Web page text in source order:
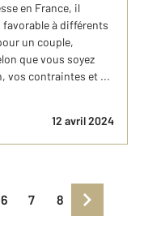
en France, il
à différents
un couple,
que vous soyez
vos contraintes et ...
12 avril 2024
6 7 8